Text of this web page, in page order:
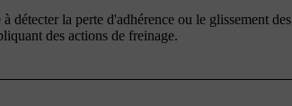
la perte d'adhérence ou le glissement des
des actions de freinage.